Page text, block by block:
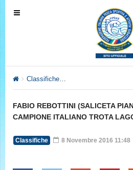
T
v
g
a
Classifiche
FABIO REBOTTINI (SALICETA
CAMPIONE ITALIANO TROTA
Classifiche 8 Novembre 2016 11:48